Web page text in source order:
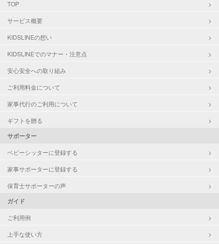
TOP
サービス概要
KIDSLINEの想い
KIDSLINEでのマナー・注意点
安心安全への取り組み
ご利用料金について
家事代行のご利用について
ギフトを贈る
サポーター
ベビーシッターに登録する
家事サポーターに登録する
保育士サポーターの声
ガイド
ご利用例
上手な使い方